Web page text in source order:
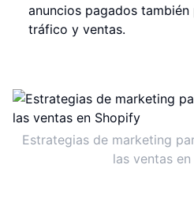
anuncios pagados
tráfico y ventas.
Estrategias de marketing
las ventas